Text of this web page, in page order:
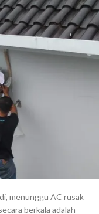
menunggu AC rusak
berkala adalah